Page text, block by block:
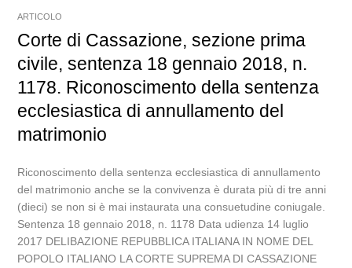
ARTICOLO
Corte di Cassazione, sezione prima
civile, sentenza 18 gennaio 2018, n.
1178. Riconoscimento della sentenza
ecclesiastica di annullamento del
matrimonio
Riconoscimento della sentenza ecclesiastica di annullamento
del matrimonio anche se la convivenza è durata più di tre anni
(dieci) se non si è mai instaurata una consuetudine coniugale.
Sentenza 18 gennaio 2018, n. 1178 Data udienza 14 luglio
2017 DELIBAZIONE REPUBBLICA ITALIANA IN NOME DEL
POPOLO ITALIANO LA CORTE SUPREMA DI CASSAZIONE